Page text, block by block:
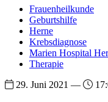
Frauenheilkunde
Geburtshilfe
Herne
Krebsdiagnose
Marien Hospital
Therapie
29. Juni 2021 —